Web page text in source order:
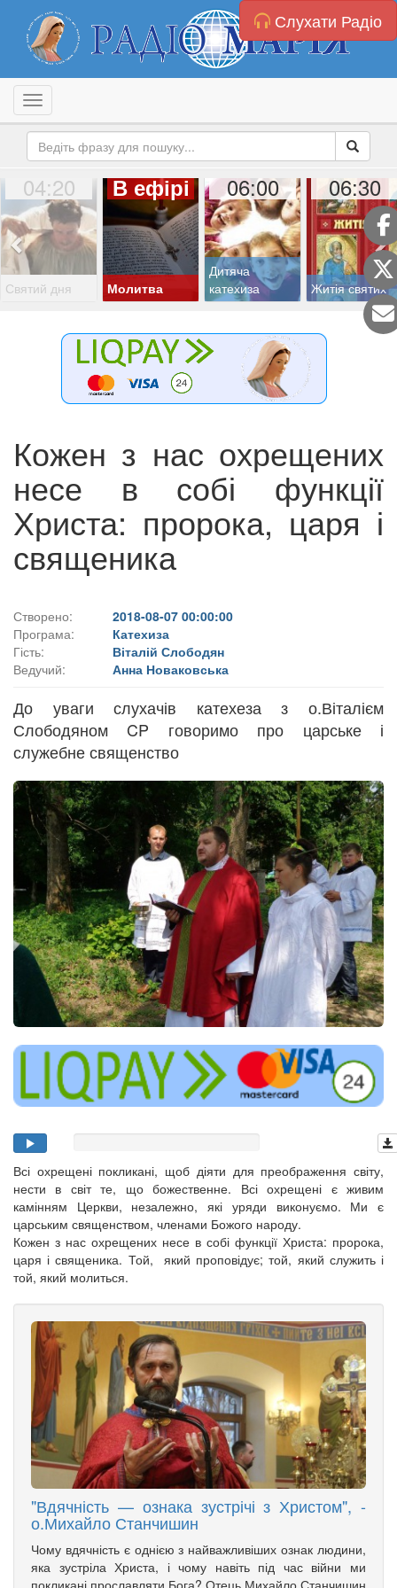
Слухати Радіо
Toggle navigation
04:20
Святий дня
В ефірі
Молитва
06:00
Дитяча
катехиза
06:30
Житія святих
Кожен з нас охрещених
несе в собі функції
Христа: пророка, царя і
священика
Створено:
2018-08-07 00:00:00
Програма:
Катехиза
Гість:
Віталій Слободян
Ведучий:
Анна Новаковська
До уваги слухачів катехеза з о.Віталієм
Слободяном CP говоримо про царське і
служебне священство
Всі охрещені покликані, щоб діяти для преображення світу,
нести в світ те, що божественне. Всі охрещені є живим
камінням Церкви, незалежно, які уряди виконуємо. Ми є
царським священством, членами Божого народу.
Кожен з нас охрещених несе в собі функції Христа: пророка,
царя і священика. Той, який проповідує; той, який служить і
той, який молиться.
"Вдячність — ознака зустрічі з Христом", -
о.Михайло Станчишин
Чому вдячність є однією з найважливіших ознак людини,
яка зустріла Христа, і чому навіть під час війни ми
покликані прославляти Бога? Отець Михайло Станчишин